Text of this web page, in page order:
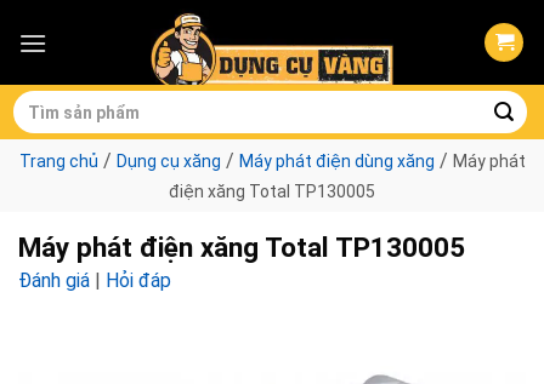
Tìm
kiếm:
Trang chủ / Dụng cụ xăng / Máy phát điện dùng xăng / Máy phát
điện xăng Total TP130005
Máy phát điện xăng Total TP130005
Đánh giá | Hỏi đáp